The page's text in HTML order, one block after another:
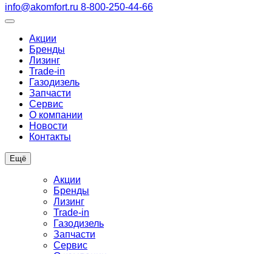
info@akomfort.ru 8-800-250-44-66
Акции
Бренды
Лизинг
Trade-in
Газодизель
Запчасти
Сервис
О компании
Новости
Контакты
Ещё
Акции
Бренды
Лизинг
Trade-in
Газодизель
Запчасти
Сервис